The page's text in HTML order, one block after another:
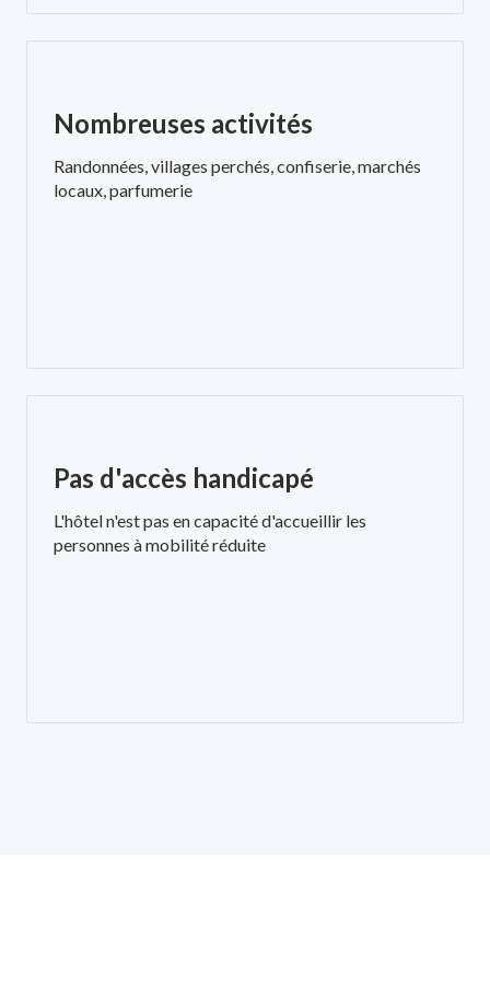
Nombreuses activités
Randonnées, villages perchés, confiserie, marchés
locaux, parfumerie
Pas d'accès handicapé
L'hôtel n'est pas en capacité d'accueillir les
personnes à mobilité réduite